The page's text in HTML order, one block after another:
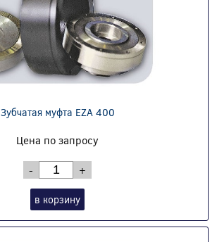
Зубчатая муфта EZA 400
Цена по запросу
- +
в корзину